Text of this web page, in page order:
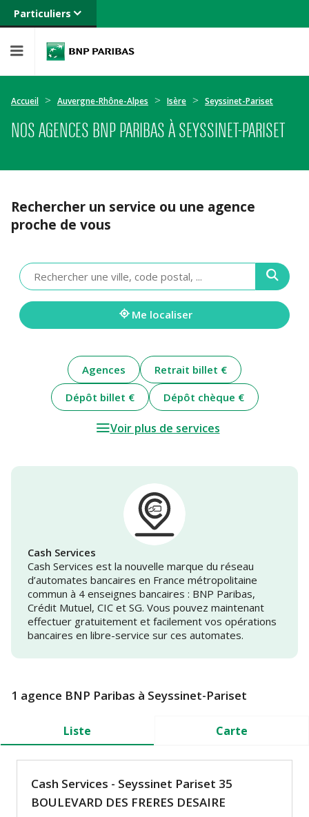
Particuliers
Banque privée
Entreprises
Accueil Auvergne-Rhône-Alpes Isère Seyssinet-Pariset
NOS AGENCES BNP PARIBAS À SEYSSINET-PARISET
Rechercher un service ou une agence
proche de vous
Veuillez
renseigner
une
adresse
Me localiser
Agences
Retrait billet €
Dépôt billet €
Dépôt chèque €
Voir plus de services
Cash Services
Cash Services est la nouvelle marque du réseau
d’automates bancaires en France métropolitaine
commun à 4 enseignes bancaires : BNP Paribas,
Crédit Mutuel, CIC et SG. Vous pouvez maintenant
effectuer gratuitement et facilement vos opérations
bancaires en libre-service sur ces automates.
1 agence BNP Paribas à Seyssinet-Pariset
Liste Carte
Cash Services - Seyssinet Pariset 35
BOULEVARD DES FRERES DESAIRE